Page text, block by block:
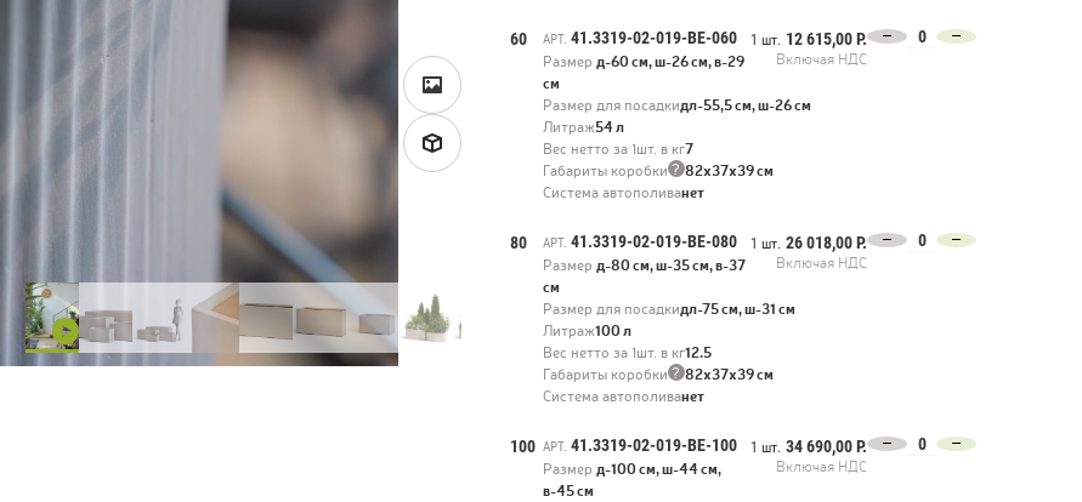
Идеи
СМИ о нас
60 АРТ. 41.3319-02-019-BE-060
Размер д-60 см, ш-26 см, в-29
см
1 шт. 12 615,00 Р.
Включая НДС
Размер для посадкидл-55,5 см, ш-26 см
Литраж54 л
Вес нетто за 1шт. в кг7
Габариты коробки ? 82х37х39 см
Система автополиванет
80 АРТ. 41.3319-02-019-BE-080
Размер д-80 см, ш-35 см, в-37
см
1 шт. 26 018,00 Р.
Включая НДС
Размер для посадкидл-75 см, ш-31 см
Литраж100 л
Вес нетто за 1шт. в кг12.5
Габариты коробки ? 82х37х39 см
Система автополиванет
100 АРТ. 41.3319-02-019-BE-100
Размер д-100 см, ш-44 см,
в-45 см
1 шт. 34 690,00 Р.
Включая НДС